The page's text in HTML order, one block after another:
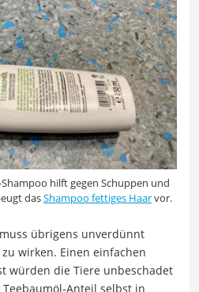
hilft gegen Schuppen und
dasShampoo fettiges Haarvor.
übrigens unverdünnt
wirken. Einen einfachen
würden die Tiere unbeschadet
Anteil selbst in